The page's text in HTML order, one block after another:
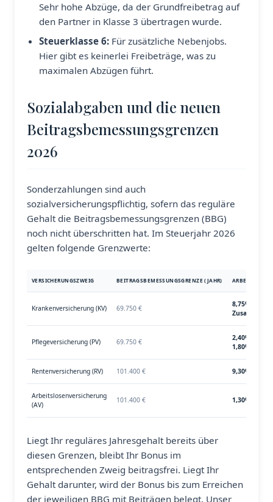
Sehr hohe Abzüge, da der Grundfreibetrag auf
den Partner in Klasse 3 übertragen wurde.
Steuerklasse 6: Für zusätzliche Nebenjobs.
Hier gibt es keinerlei Freibeträge, was zu
maximalen Abzügen führt.
Sozialabgaben und die neuen
Beitragsbemessungsgrenzen
2026
Sonderzahlungen sind auch
sozialversicherungspflichtig, sofern das reguläre
Gehalt die Beitragsbemessungsgrenzen (BBG)
noch nicht überschritten hat. Im Steuerjahr 2026
gelten folgende Grenzwerte:
VERSICHERUNGSZWEIG BEITRAGSBEMESSUNGSGRENZE (JAHR)
Krankenversicherung (KV) 69.750 €
8,75% (inkl.
Pflegeversicherung (PV) 69.750 €
2,40%
1,80% (mit
Rentenversicherung (RV) 101.400 € 9,30%
Arbeitslosenversicherung
(AV)
101.400 € 1,30%
Liegt Ihr reguläres Jahresgehalt bereits über
diesen Grenzen, bleibt Ihr Bonus im
entsprechenden Zweig beitragsfrei. Liegt Ihr
Gehalt darunter, wird der Bonus bis zum Erreichen
der jeweiligen BBG mit Beiträgen belegt. Unser